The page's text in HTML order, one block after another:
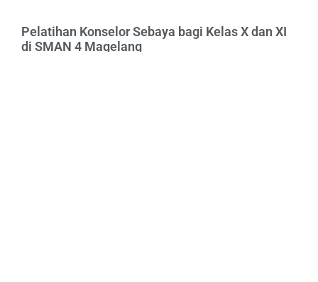
Pelatihan Konselor Sebaya bagi Kelas X dan XI
di SMAN 4 Magelang